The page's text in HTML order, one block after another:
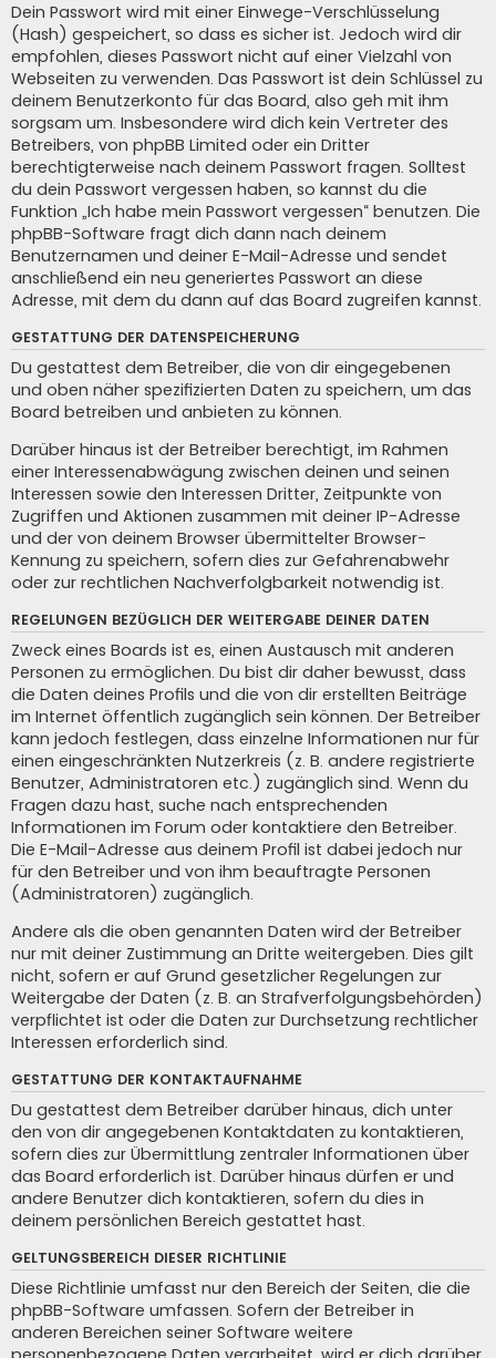
Dein Passwort wird mit einer Einwege-Verschlüsselung
(Hash) gespeichert, so dass es sicher ist. Jedoch wird dir
empfohlen, dieses Passwort nicht auf einer Vielzahl von
Webseiten zu verwenden. Das Passwort ist dein Schlüssel zu
deinem Benutzerkonto für das Board, also geh mit ihm
sorgsam um. Insbesondere wird dich kein Vertreter des
Betreibers, von phpBB Limited oder ein Dritter
berechtigterweise nach deinem Passwort fragen. Solltest
du dein Passwort vergessen haben, so kannst du die
Funktion „Ich habe mein Passwort vergessen“ benutzen. Die
phpBB-Software fragt dich dann nach deinem
Benutzernamen und deiner E-Mail-Adresse und sendet
anschließend ein neu generiertes Passwort an diese
Adresse, mit dem du dann auf das Board zugreifen kannst.
GESTATTUNG DER DATENSPEICHERUNG
Du gestattest dem Betreiber, die von dir eingegebenen
und oben näher spezifizierten Daten zu speichern, um das
Board betreiben und anbieten zu können.
Darüber hinaus ist der Betreiber berechtigt, im Rahmen
einer Interessenabwägung zwischen deinen und seinen
Interessen sowie den Interessen Dritter, Zeitpunkte von
Zugriffen und Aktionen zusammen mit deiner IP-Adresse
und der von deinem Browser übermittelter Browser-
Kennung zu speichern, sofern dies zur Gefahrenabwehr
oder zur rechtlichen Nachverfolgbarkeit notwendig ist.
REGELUNGEN BEZÜGLICH DER WEITERGABE DEINER DATEN
Zweck eines Boards ist es, einen Austausch mit anderen
Personen zu ermöglichen. Du bist dir daher bewusst, dass
die Daten deines Profils und die von dir erstellten Beiträge
im Internet öffentlich zugänglich sein können. Der Betreiber
kann jedoch festlegen, dass einzelne Informationen nur für
einen eingeschränkten Nutzerkreis (z. B. andere registrierte
Benutzer, Administratoren etc.) zugänglich sind. Wenn du
Fragen dazu hast, suche nach entsprechenden
Informationen im Forum oder kontaktiere den Betreiber.
Die E-Mail-Adresse aus deinem Profil ist dabei jedoch nur
für den Betreiber und von ihm beauftragte Personen
(Administratoren) zugänglich.
Andere als die oben genannten Daten wird der Betreiber
nur mit deiner Zustimmung an Dritte weitergeben. Dies gilt
nicht, sofern er auf Grund gesetzlicher Regelungen zur
Weitergabe der Daten (z. B. an Strafverfolgungsbehörden)
verpflichtet ist oder die Daten zur Durchsetzung rechtlicher
Interessen erforderlich sind.
GESTATTUNG DER KONTAKTAUFNAHME
Du gestattest dem Betreiber darüber hinaus, dich unter
den von dir angegebenen Kontaktdaten zu kontaktieren,
sofern dies zur Übermittlung zentraler Informationen über
das Board erforderlich ist. Darüber hinaus dürfen er und
andere Benutzer dich kontaktieren, sofern du dies in
deinem persönlichen Bereich gestattet hast.
GELTUNGSBEREICH DIESER RICHTLINIE
Diese Richtlinie umfasst nur den Bereich der Seiten, die die
phpBB-Software umfassen. Sofern der Betreiber in
anderen Bereichen seiner Software weitere